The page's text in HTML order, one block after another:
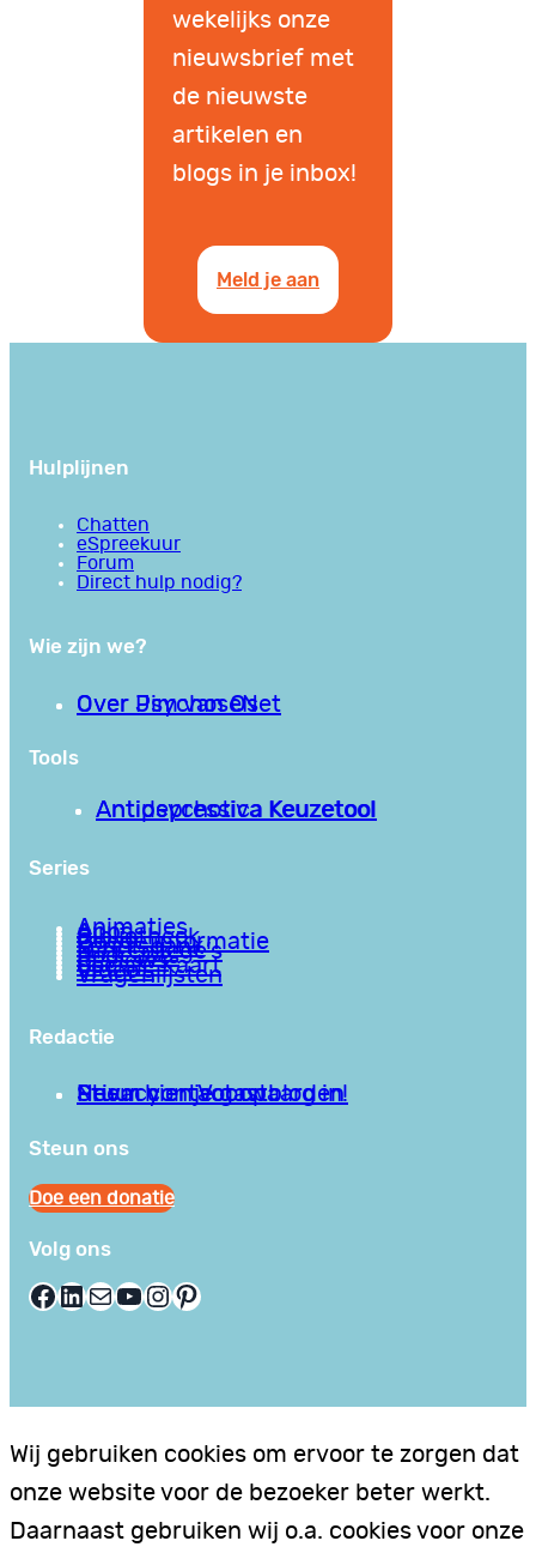
wekelijks onze
nieuwsbrief met
de nieuwste
artikelen en
blogs in je inbox!
Meld je aan
Hulplijnen
Chatten
eSpreekuur
Forum
Direct hulp nodig?
Wie zijn we?
Over PsychoseNet
Over Jim van Os
Tools
Antipsychotica Keuzetool
Antidepressiva Keuzetool
Series
Animaties
Apps
Bibliotheek
Goede informatie
Kennisbank
Mini college’s
Podcasts
Reviews
Sociale Kaart
Video’s
Vragenlijsten
Redactie
Privacy en Voorwaarden
Stuur hier je gastblog in!
Neem contact op
Steun ons
Doe een donatie
Volg ons
Facebook LinkedIn E-mail YouTube InstagramPinterest
Wij gebruiken cookies om ervoor te zorgen dat
onze website voor de bezoeker beter werkt.
Daarnaast gebruiken wij o.a. cookies voor onze